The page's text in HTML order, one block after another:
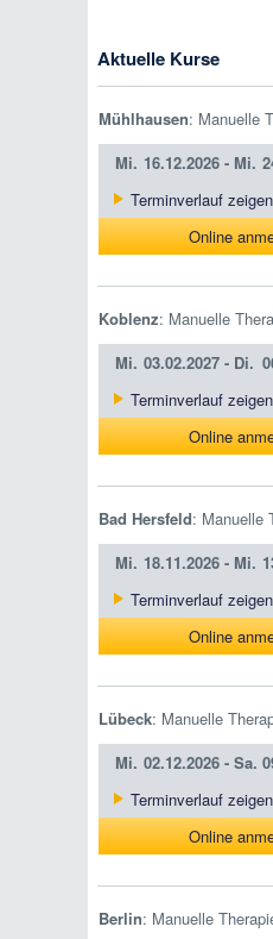
Aktuelle Kurse
Mühlhausen: Manuelle
Mi. 16.12.2026 - Mi.
Terminverlauf zeigen
Online
Koblenz: Manuelle
Mi. 03.02.2027 - Di.
Terminverlauf zeigen
Online
Bad Hersfeld: Manuelle
Mi. 18.11.2026 - Mi.
Terminverlauf zeigen
Online
Lübeck: Manuelle
Mi. 02.12.2026 - Sa.
Terminverlauf zeigen
Online
Berlin: Manuelle